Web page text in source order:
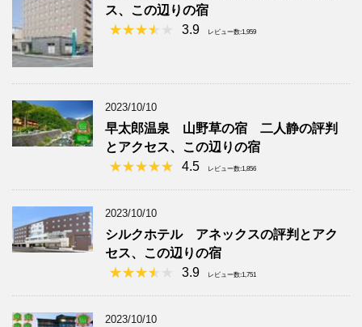
ス、この辺りの宿
3.9
レビュー数:1,959
2023/10/10
早太郎温泉 山野草の宿 二人静の評判
とアクセス、この辺りの宿
4.5
レビュー数:1,856
2023/10/10
シルクホテル アネックスの評判とアク
セス、この辺りの宿
3.9
レビュー数:1,751
2023/10/10